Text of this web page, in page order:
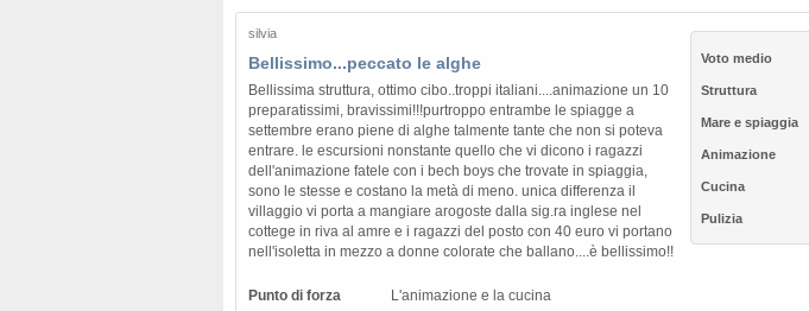
silvia
Voto medio
Struttura
Mare e spiaggia
Animazione
Cucina
Pulizia
Bellissimo...peccato le alghe
Bellissima struttura, ottimo cibo..troppi italiani....animazione un 10
preparatissimi, bravissimi!!!purtroppo entrambe le spiagge a
settembre erano piene di alghe talmente tante che non si poteva
entrare. le escursioni nonstante quello che vi dicono i ragazzi
dell'animazione fatele con i bech boys che trovate in spiaggia,
sono le stesse e costano la metà di meno. unica differenza il
villaggio vi porta a mangiare arogoste dalla sig.ra inglese nel
cottege in riva al amre e i ragazzi del posto con 40 euro vi portano
nell'isoletta in mezzo a donne colorate che ballano....è bellissimo!!
Punto di forza
L'animazione e la cucina